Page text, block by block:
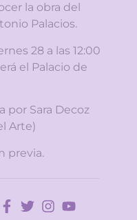
la obra del
Palacios.
28 a las 12:00
el Palacio de
por Sara Decoz
Arte)
previa.